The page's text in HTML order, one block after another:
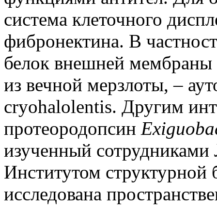
система клеточного
фибронектина. В
белок внешней мембраны
из вечной мерзлоты, –
cryohalolentis. Другим
протеородопсин
изученный
Институтом структурной
исследована